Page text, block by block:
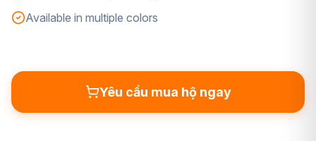
Available in multiple colors
Yêu cầu mua hộ ngay